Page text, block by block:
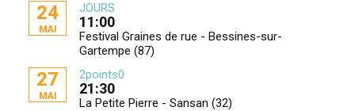
24
MAI
JOURS
11:00
Festival Graines de rue - Bessines-sur-
Gartempe (87)
27
MAI
2points0
21:30
La Petite Pierre - Sansan (32)